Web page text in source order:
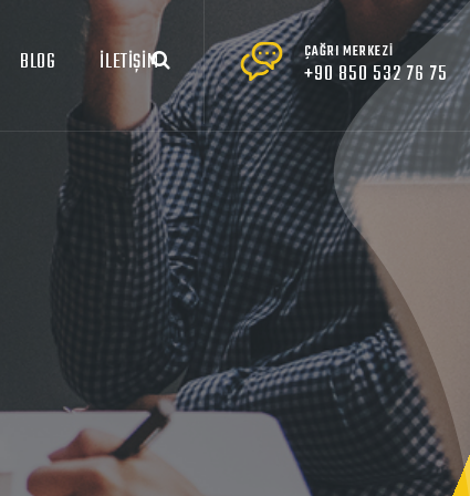
BLOG İLETİŞİM ÇAĞRI MERKEZİ
+90 850 532 76 75